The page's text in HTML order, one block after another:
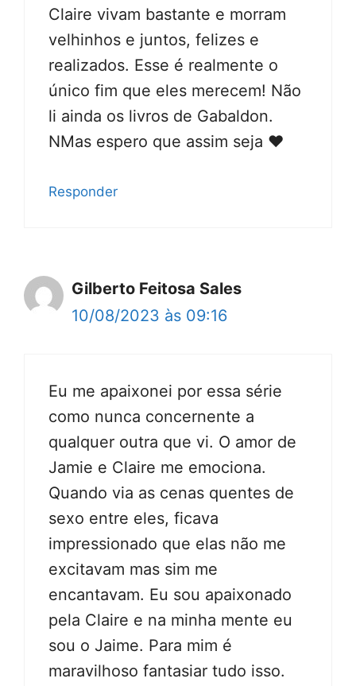
Claire vivam bastante e morram
velhinhos e juntos, felizes e
realizados. Esse é realmente o
único fim que eles merecem! Não
li ainda os livros de Gabaldon.
NMas espero que assim seja ❤️
Responder
Gilberto Feitosa Sales
10/08/2023 às 09:16
Eu me apaixonei por essa série
como nunca concernente a
qualquer outra que vi. O amor de
Jamie e Claire me emociona.
Quando via as cenas quentes de
sexo entre eles, ficava
impressionado que elas não me
excitavam mas sim me
encantavam. Eu sou apaixonado
pela Claire e na minha mente eu
sou o Jaime. Para mim é
maravilhoso fantasiar tudo isso.